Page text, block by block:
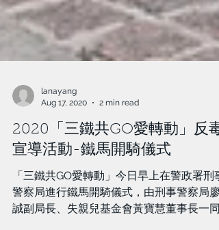
Aug 17, 2020
2 min read
2020「三鐵共GO愛轉動」反毒
宣導活動-鐵馬開騎儀式
「三鐵共GO愛轉動」今日早上在警政署刑事